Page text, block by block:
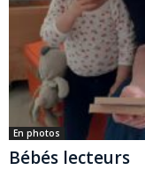
En photos
Bébés lecteurs